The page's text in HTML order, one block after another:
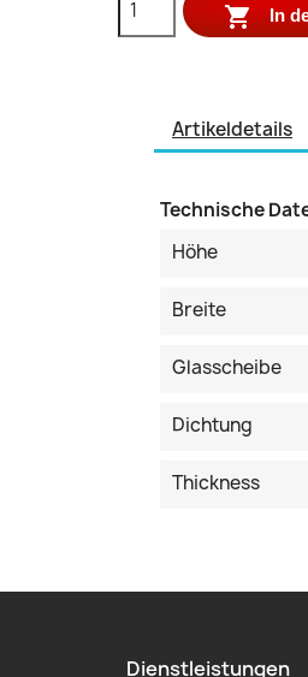
 In
Artikeldetails
Technische
Höhe
Breite
Glasscheibe
Dichtung
Thickness
Dienstleistungen